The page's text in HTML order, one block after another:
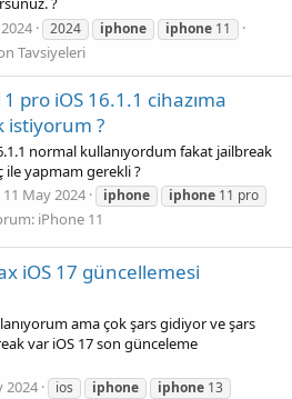
2024 iphone iphone 11
Tavsiyeleri
pro iOS 16.1.1 cihazıma
istiyorum ?
normal kullanıyordum fakat jailbreak
ile yapmam gerekli ?
11 May 2024 iphone iphone 11 pro
iPhone 11
iOS 17 güncellemesi
ama çok şars gidiyor ve şars
var iOS 17 son günceleme
2024 ios iphone iphone 13